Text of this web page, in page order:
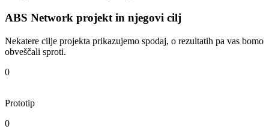
ABS Network projekt in njegovi cilj
Nekatere cilje projekta prikazujemo spodaj, o rezultatih pa vas bomo
obveščali sproti.
0
Prototip
0